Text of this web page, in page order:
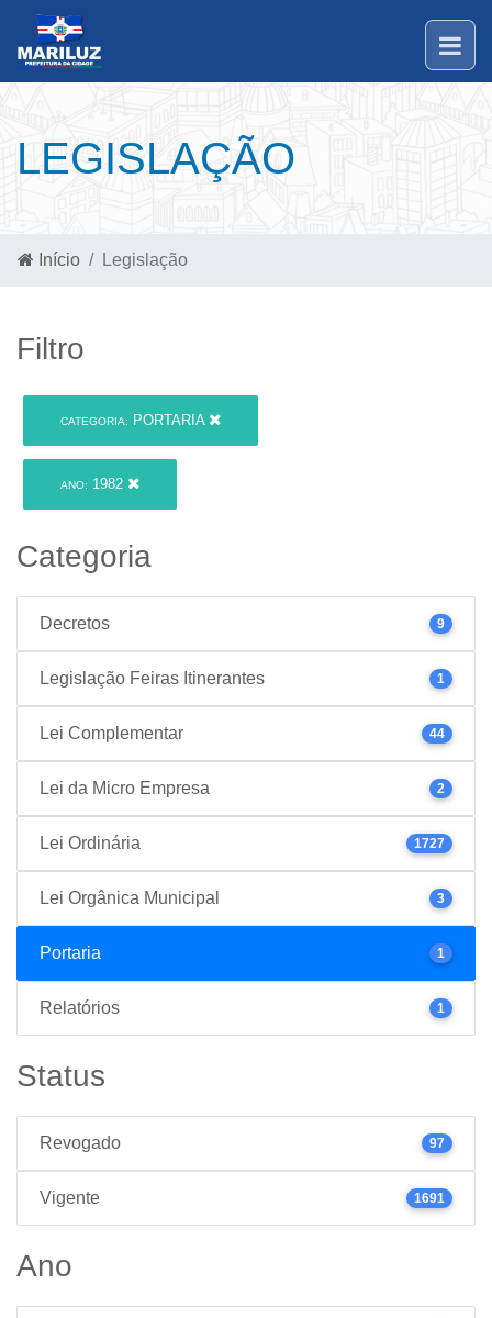
LEGISLAÇÃO
Início Legislação
Filtro
CATEGORIA: PORTARIA
ANO: 1982
Categoria
Decretos 9
Legislação Feiras Itinerantes 1
Lei Complementar 44
Lei da Micro Empresa 2
Lei Ordinária 1727
Lei Orgânica Municipal 3
Portaria 1
Relatórios 1
Status
Revogado 97
Vigente 1691
Ano